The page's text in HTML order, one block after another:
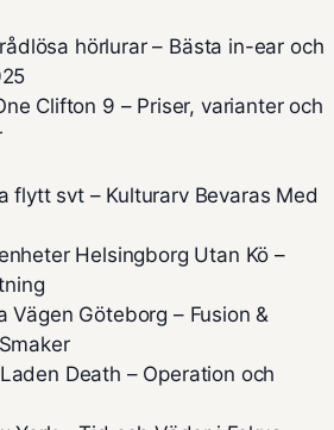
hörlurar – Bästa in-ear och
Clifton 9 – Priser, varianter och
flytt svt – Kulturarv Bevaras Med
Helsingborg Utan Kö –
Vägen Göteborg – Fusion &
Death – Operation och